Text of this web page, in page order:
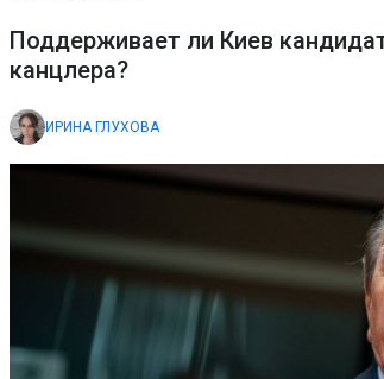
Поддерживает ли Киев
канцлера?
ИРИНА ГЛУХОВА